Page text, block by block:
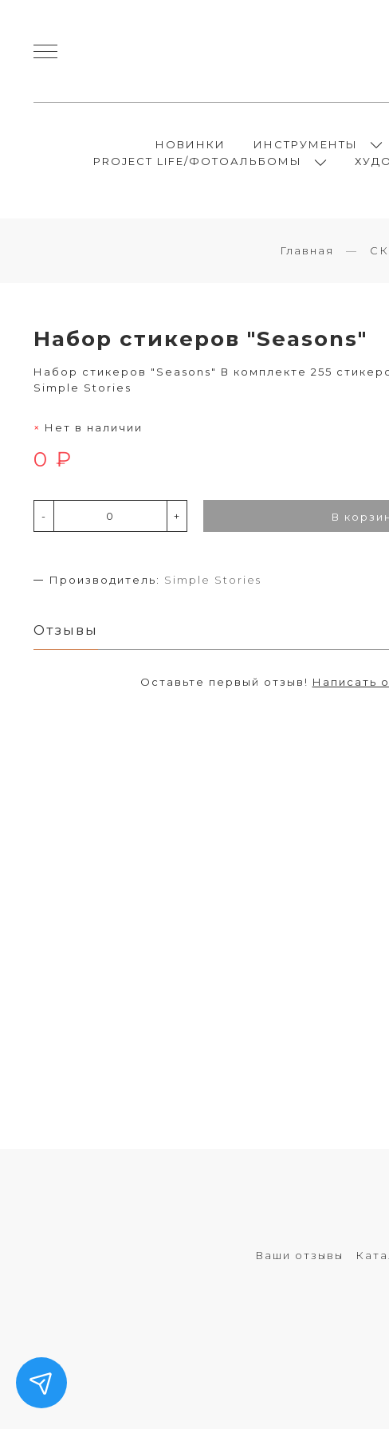
НОВИНКИ ИНСТРУМЕНТЫ
PROJECT LIFE/ФОТОАЛЬБОМЫ
Главная
Набор стикеров "Seasons"
Набор стикеров "Seasons" В комплекте 255
Simple Stories
Нет в наличии
0 ₽
- + В
Производитель: Simple Stories
Отзывы
Оставьте первый отзыв! Написать
Ваши отзывы